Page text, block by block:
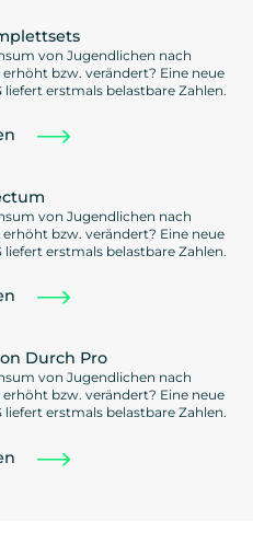
von Jugendlichen nach
erhöht bzw. verändert? Eine neue
liefert erstmals belastbare Zahlen.
von Jugendlichen nach
erhöht bzw. verändert? Eine neue
liefert erstmals belastbare Zahlen.
Durch Pro
von Jugendlichen nach
erhöht bzw. verändert? Eine neue
liefert erstmals belastbare Zahlen.